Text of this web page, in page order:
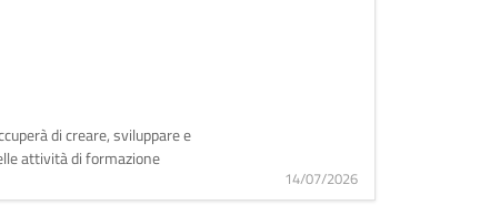
di creare, sviluppare e
attività di formazione
14/07/2026